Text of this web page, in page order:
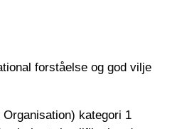
forståelse og god vilje
kategori 1